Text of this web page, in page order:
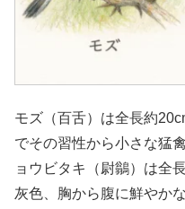
モズ（百舌）は全長約
でその習性から小さな猛
ョウビタキ（尉鶲）は全
灰色、胸から腹に鮮やか